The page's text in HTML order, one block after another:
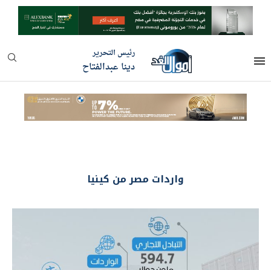
رئيس التحرير
دينا عبدالفتاح
واردات مصر من كينيا